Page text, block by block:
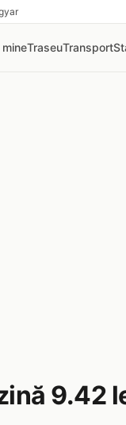
TraseuTransport
9.42